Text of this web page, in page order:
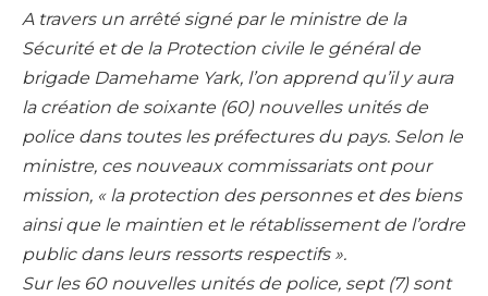
A travers un arrêté signé par le ministre de la
Sécurité et de la Protection civile le général de
brigade Damehame Yark, l’on apprend qu’il y aura
la création de soixante (60) nouvelles unités de
police dans toutes les préfectures du pays. Selon le
ministre, ces nouveaux commissariats ont pour
mission, « la protection des personnes et des biens
ainsi que le maintien et le rétablissement de l’ordre
public dans leurs ressorts respectifs ».
Sur les 60 nouvelles unités de police, sept (7) sont